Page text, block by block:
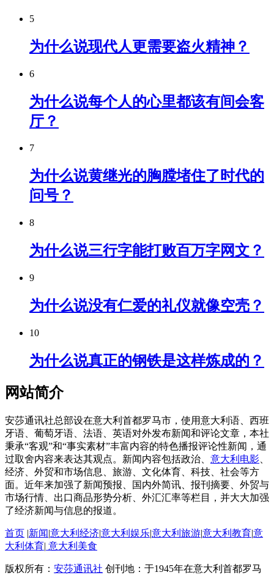
5
为什么说现代人更需要盗火精神？
6
为什么说每个人的心里都该有间会客
厅？
7
为什么说黄继光的胸膛堵住了时代的
问号？
8
为什么说三行字能打败百万字网文？
9
为什么说没有仁爱的礼仪就像空壳？
10
为什么说真正的钢铁是这样炼成的？
网站简介
安莎通讯社总部设在意大利首都罗马市，使用意大利语、西班
牙语、葡萄牙语、法语、英语对外发布新闻和评论文章，本社
秉承“客观”和“事实素材”丰富内容的特色播报评论性新闻，通
过取舍内容来表达其观点。新闻内容包括政治、 意大利电影
经济、外贸和市场信息、旅游、文化体育、科技、社会等方
面。近年来加强了新闻预报、国内外简讯、报刊摘要、外贸与
市场行情、出口商品形势分析、外汇汇率等栏目，并大大加强
了经济新闻与信息的报道。
首页 |新闻|意大利经济|意大利娱乐|意大利旅游|意大利教育|意
大利体育| 意大利美食
版权所有： 安莎通讯社 创刊地：于1945年在意大利首都罗马